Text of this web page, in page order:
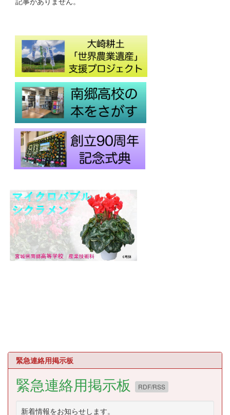
緊急連絡用掲示板
緊急連絡用掲示板 RDF/RSS
新着情報をお知らせします。